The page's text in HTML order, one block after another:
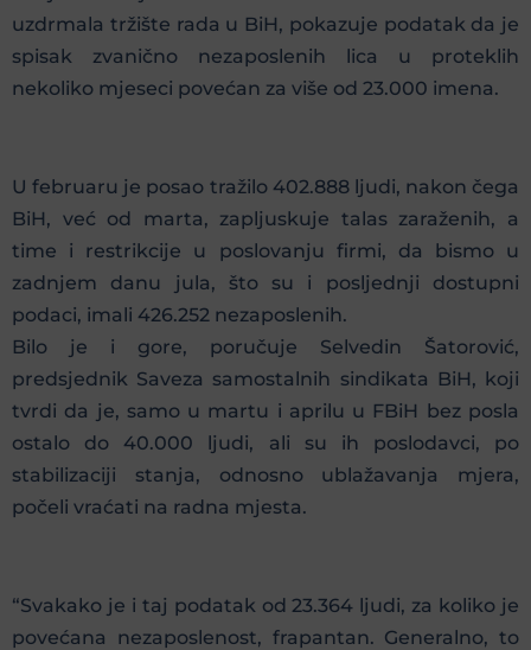
uzdrmala tržište rada u BiH, pokazuje podatak da je
spisak zvanično nezaposlenih lica u proteklih
nekoliko mjeseci povećan za više od 23.000 imena.
U februaru je posao tražilo 402.888 ljudi, nakon čega
BiH, već od marta, zapljuskuje talas zaraženih, a
time i restrikcije u poslovanju firmi, da bismo u
zadnjem danu jula, što su i posljednji dostupni
podaci, imali 426.252 nezaposlenih.
Bilo je i gore, poručuje Selvedin Šatorović,
predsjednik Saveza samostalnih sindikata BiH, koji
tvrdi da je, samo u martu i aprilu u FBiH bez posla
ostalo do 40.000 ljudi, ali su ih poslodavci, po
stabilizaciji stanja, odnosno ublažavanja mjera,
počeli vraćati na radna mjesta.
“Svakako je i taj podatak od 23.364 ljudi, za koliko je
povećana nezaposlenost, frapantan. Generalno, to